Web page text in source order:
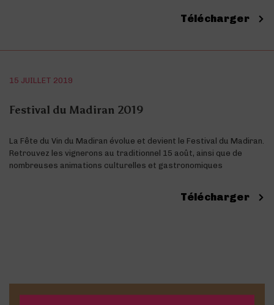
Télécharger
15 JUILLET 2019
Festival du Madiran 2019
La Fête du Vin du Madiran évolue et devient le Festival du Madiran.
Retrouvez les vignerons au traditionnel 15 août, ainsi que de
nombreuses animations culturelles et gastronomiques
Télécharger